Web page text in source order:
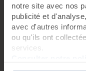
notre site avec nos
publicité et
avec d'autres
ou qu'ils ont
services.
Pour les femmes et
douleurs
leurs articulations,
système nerveux.
50 minutes